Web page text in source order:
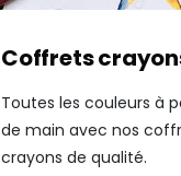
Coffrets
Toutes les couleurs à
de main avec nos
crayons de qualité.